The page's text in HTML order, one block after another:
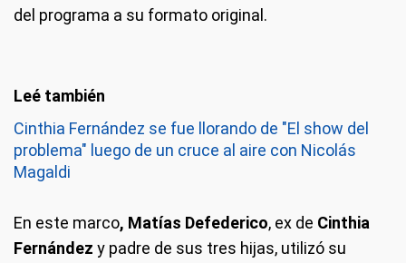
del programa a su formato original.
Cinthia Fernández se fue llorando de "El show del
problema" luego de un cruce al aire con Nicolás
Magaldi
En este marco, Matías Defederico, ex de Cinthia
Fernández y padre de sus tres hijas, utilizó su